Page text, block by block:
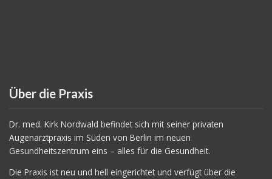
Über die Praxis
Dr. med. Kirk Nordwald befindet sich mit seiner privaten
Augenarztpraxis im Süden von Berlin im neuen
Gesundheitszentrum eins – alles für die Gesundheit.
Die Praxis ist neu und hell eingerichtet und verfügt über die